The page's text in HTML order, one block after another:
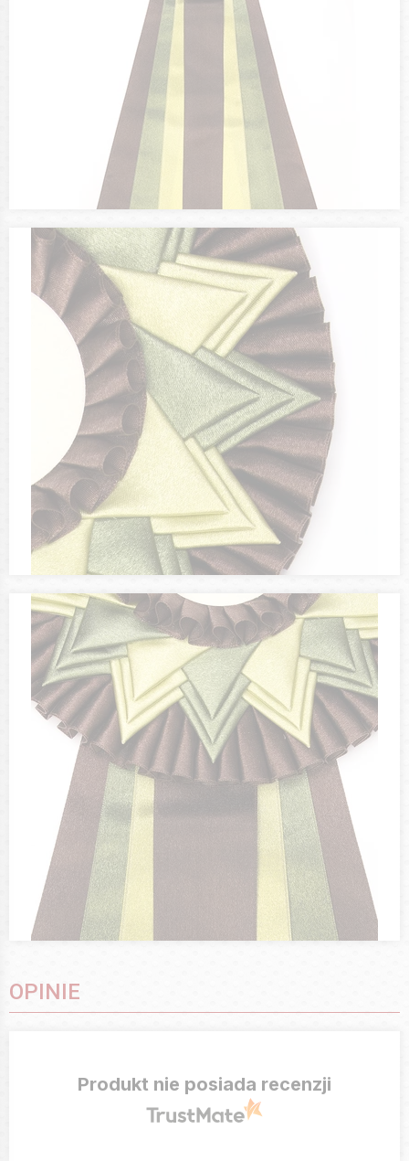
OPINIE
Produkt nie posiada recenzji